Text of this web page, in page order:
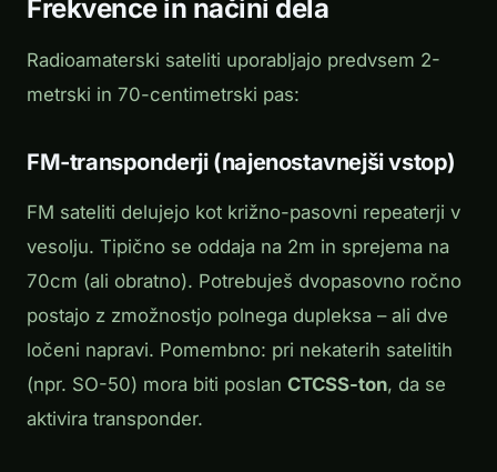
Frekvence in načini dela
Radioamaterski sateliti uporabljajo predvsem 2-
metrski in 70-centimetrski pas:
FM-transponderji (najenostavnejši vstop)
FM sateliti delujejo kot križno-pasovni repeaterji v
vesolju. Tipično se oddaja na 2m in sprejema na
70cm (ali obratno). Potrebuješ dvopasovno ročno
postajo z zmožnostjo polnega dupleksa – ali dve
ločeni napravi. Pomembno: pri nekaterih satelitih
(npr. SO-50) mora biti poslan CTCSS-ton, da se
aktivira transponder.